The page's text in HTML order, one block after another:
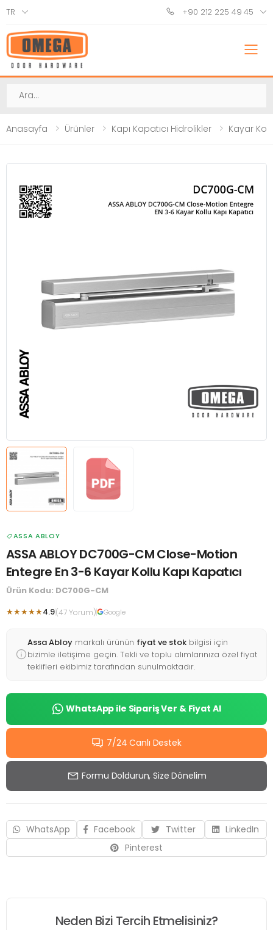
TR +90 212 225 49 45
Ara
Anasayfa Ürünler Kapı Kapatıcı Hidrolikler Kayar
ASSA ABLOY
ASSA ABLOY DC700G-CM Close-Motion
Entegre En 3-6 Kayar Kollu Kapı Kapatıcı
Ürün Kodu: DC700G-CM
★★★★★4.9(47 Yorum) Google
Assa Abloy markalı ürünün fiyat ve stok bilgisi için
bizimle iletişime geçin. Tekli ve toplu alımlarınıza özel fiyat
teklifleri ekibimiz tarafından sunulmaktadır.
WhatsApp ile Sipariş Ver & Fiyat Al
7/24 Canlı Destek
Formu Doldurun, Size Dönelim
WhatsApp Facebook Twitter
LinkedIn
Pinterest
Neden Bizi Tercih Etmelisiniz?